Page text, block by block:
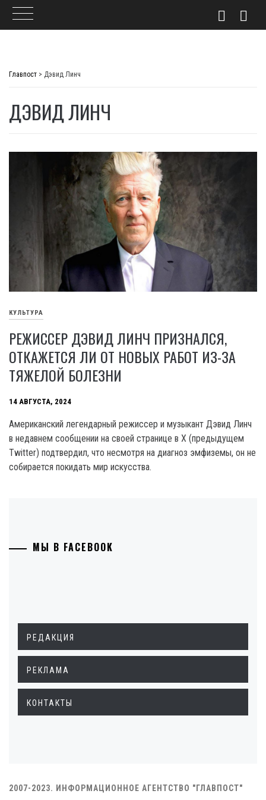
Главпост > Дэвид Линч
ДЭВИД ЛИНЧ
КУЛЬТУРА
РЕЖИССЕР ДЭВИД ЛИНЧ ПРИЗНАЛСЯ,
ОТКАЖЕТСЯ ЛИ ОТ НОВЫХ РАБОТ ИЗ-ЗА
ТЯЖЕЛОЙ БОЛЕЗНИ
14 АВГУСТА, 2024
Американский легендарный режиссер и музыкант Дэвид Линч
в недавнем сообщении на своей странице в X (предыдущем
Twitter) подтвердил, что несмотря на диагноз эмфиземы, он не
собирается покидать мир искусства.
МЫ В FACEBOOK
РЕДАКЦИЯ
РЕКЛАМА
КОНТАКТЫ
2007-2023. ИНФОРМАЦИОННОЕ АГЕНТСТВО "ГЛАВПОСТ"